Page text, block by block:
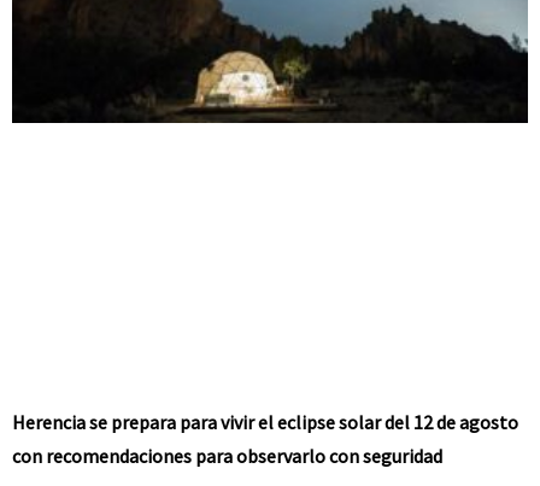
Herencia se prepara para vivir el eclipse solar del 12 de agosto
con recomendaciones para observarlo con seguridad